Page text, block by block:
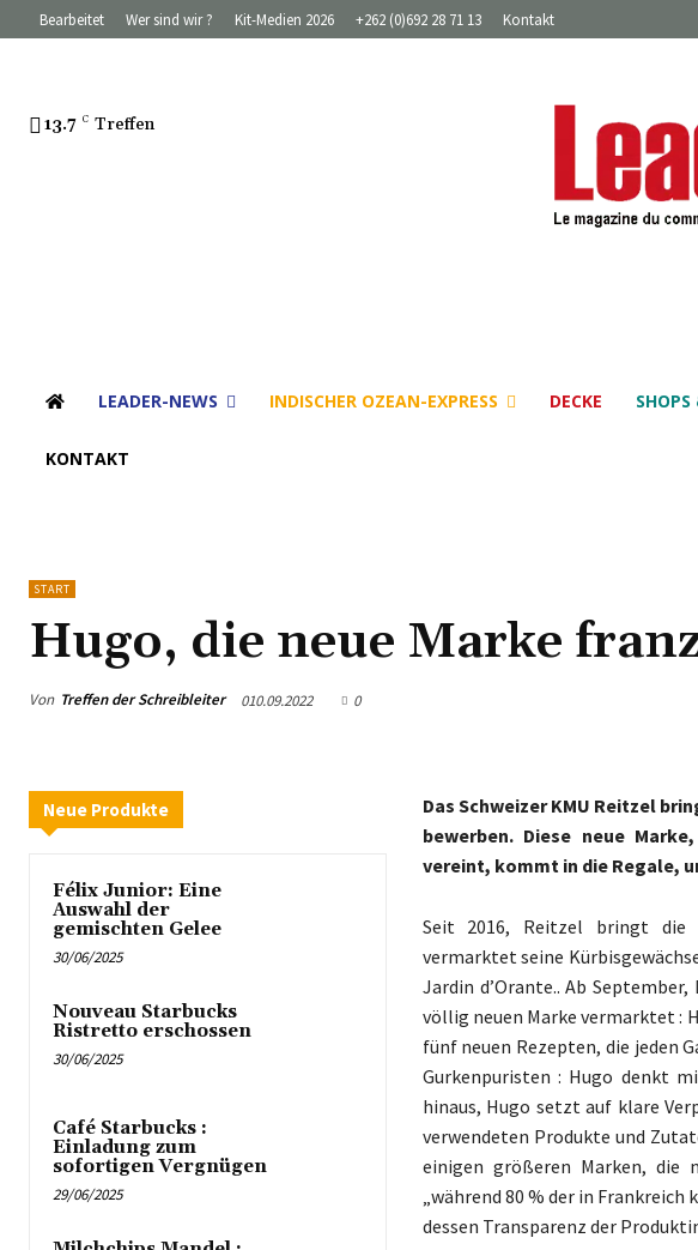
Bearbeitet Wer sind wir ? Kit-Medien 2026 +262 (0)692 28 71 13 Kontakt
13.7 C Treffen
LEADER-NEWS INDISCHER OZEAN-EXPRESS DECKE
KONTAKT
START
Hugo, die neue Marke
Von Treffen der Schreibleiter 010.09.2022 0
Neue Produkte
Félix Junior: Eine
Auswahl der
gemischten Gelee
30/06/2025
Nouveau Starbucks
Ristretto erschossen
30/06/2025
Café Starbucks :
Einladung zum
sofortigen Vergnügen
29/06/2025
Das Schweizer KMU Reitzel
bewerben. Diese neue
vereint, kommt in die Regale,
Seit 2016, Reitzel bringt die
vermarktet seine
Jardin d’Orante.. Ab
völlig neuen Marke vermarktet :
fünf neuen Rezepten, die jeden
Gurkenpuristen : Hugo denkt
hinaus, Hugo setzt auf klare
verwendeten Produkte und
einigen größeren Marken, die
„während 80 % der in
dessen Transparenz der